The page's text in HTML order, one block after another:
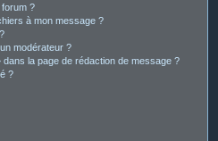
?
à mon message ?
modérateur ?
la page de rédaction de message ?
?